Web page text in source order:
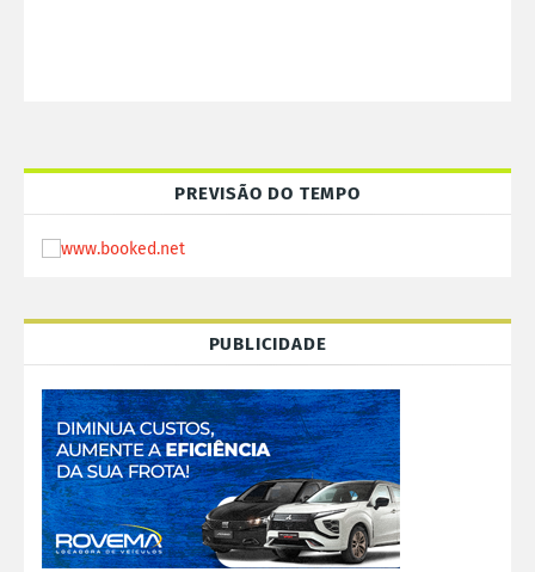
PREVISÃO DO TEMPO
PUBLICIDADE